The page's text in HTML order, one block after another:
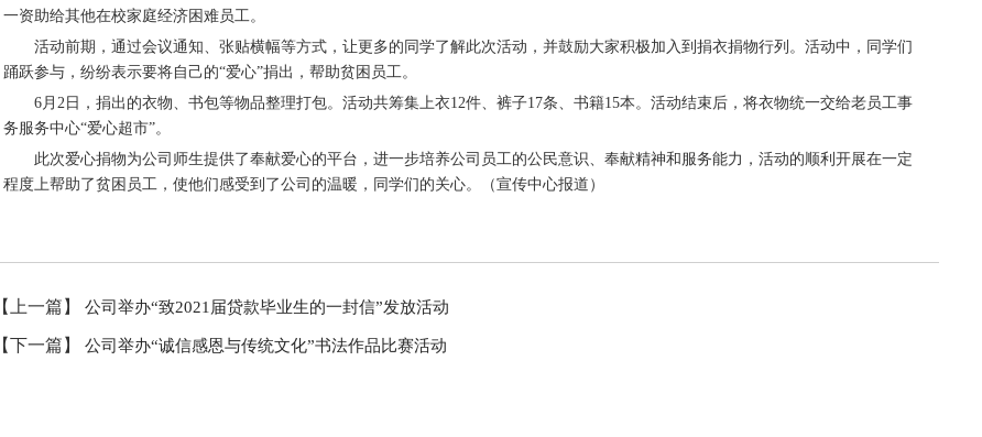
一资助给其他在校家庭经济困难员工。
活动前期，通过会议通知、张贴横幅等方式，让更多的同学了解此次活动，并鼓励大家积极加入到捐衣捐物行列。活动中，同学们
踊跃参与，纷纷表示要将自己的“爱心”捐出，帮助贫困员工。
6月2日，捐出的衣物、书包等物品整理打包。活动共筹集上衣12件、裤子17条、书籍15本。活动结束后，将衣物统一交给老员工事
务服务中心“爱心超市”。
此次爱心捐物为公司师生提供了奉献爱心的平台，进一步培养公司员工的公民意识、奉献精神和服务能力，活动的顺利开展在一定
程度上帮助了贫困员工，使他们感受到了公司的温暖，同学们的关心。（宣传中心报道）
【上一篇】公司举办“致2021届贷款毕业生的一封信”发放活动
【下一篇】公司举办“诚信感恩与传统文化”书法作品比赛活动